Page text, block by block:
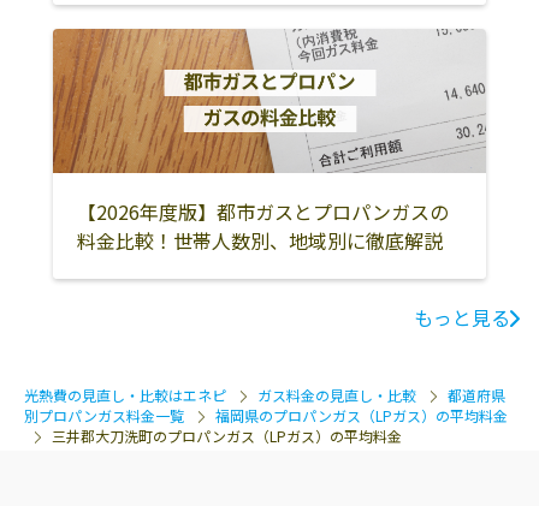
大川市
大牟田市
柳川市
三潴郡大木町
筑後市
八女市
八女郡広川町
行橋市
京都郡苅田町
京都郡みやこ町
築上郡吉富町
築上郡築上町
築上郡上毛町
みやま市
糸島市
那珂川市 糟屋郡須惠町
【2026年度版】都市ガスとプロパンガスの
料金比較！世帯人数別、地域別に徹底解説
もっと見る
光熱費の見直し・比較はエネピ ガス料金の見直し・比較
都道府県
別プロパンガス料金一覧
福岡県のプロパンガス（LPガス）の平均料金
三井郡大刀洗町のプロパンガス（LPガス）の平均料金